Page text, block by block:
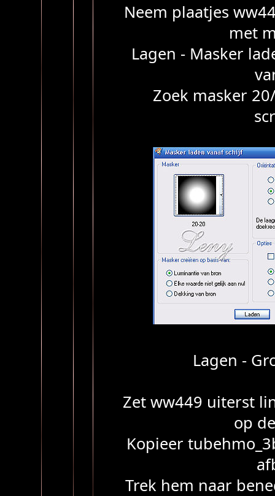
Neem plaatjes
met
Lagen - Masker
Zoek masker
Lagen -
Zet ww449 uiterst
op
Kopieer
Trek hem naar